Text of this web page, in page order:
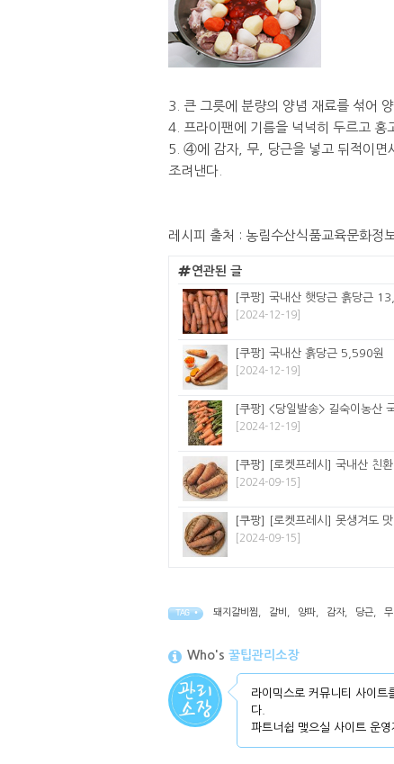
3. 큰 그릇에 분량의 양념 재료를 섞어
4. 프라이팬에 기름을 넉넉히 두르고 홍
5. ④에 감자, 무, 당근을 넣고 뒤적이면
조려낸다.
레시피 출처 : 농림수산식품교육문화정
연관된 글
[쿠팡] 국내산 햇당근 흙당근
[2024-12-19]
[쿠팡] 국내산 흙당근 5,590원
[2024-12-19]
[쿠팡] <당일발송> 길숙이농산
[2024-12-19]
[쿠팡] [로켓프레시] 국내산 친
[2024-09-15]
[쿠팡] [로켓프레시] 못생겨도
[2024-09-15]
TAG • 돼지갈비찜 갈비 양파 감자, 당근 무
Who's 꿀팁관리소장
라이믹스로 커뮤니티 사이트
다.
파트너쉽 맺으실 사이트 운영